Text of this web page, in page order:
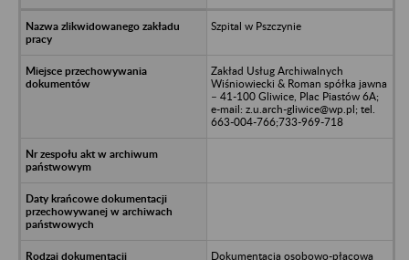
Szpital w Pszczynie
Zakład Usług Archiwalnych
Wiśniowiecki & Roman spółka jawna
– 41-100 Gliwice, Plac Piastów 6A;
e-mail: z.u.arch-gliwice@wp.pl; tel.
663-004-766;733-969-718
Dokumentacja osobowo-płacowa